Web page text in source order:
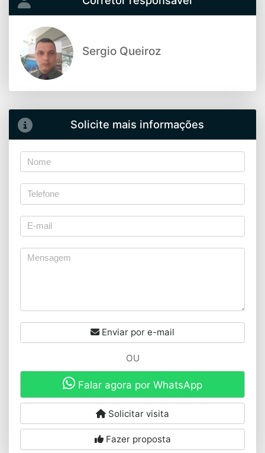
Sergio Queiroz
Solicite mais informações
Enviar por e-mail
OU
Falar agora por WhatsApp
Solicitar visita
Fazer proposta